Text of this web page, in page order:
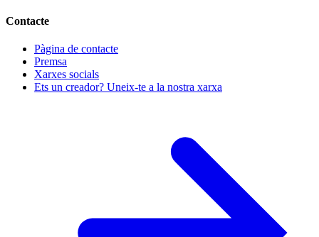
Contacte
Pàgina de contacte
Premsa
Xarxes socials
Ets un creador? Uneix-te a la nostra xarxa